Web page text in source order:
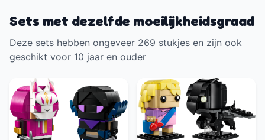
Sets met dezelfde moeilijkheidsgraad
Deze sets hebben ongeveer 269 stukjes en zijn ook
geschikt voor 10 jaar en ouder